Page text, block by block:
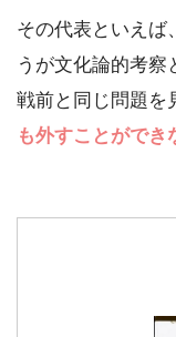
その代表といえば、
うが文化論的考察
戦前と同じ問題を
も外すことができ